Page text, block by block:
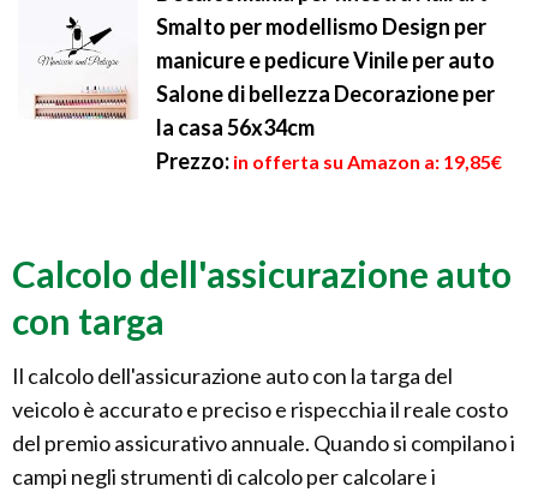
Smalto per modellismo Design per
manicure e pedicure Vinile per auto
Salone di bellezza Decorazione per
la casa 56x34cm
Prezzo: in offerta su Amazon a: 19,85€
Calcolo dell'assicurazione auto
con targa
Il calcolo dell'assicurazione auto con la targa del
veicolo è accurato e preciso e rispecchia il reale costo
del premio assicurativo annuale. Quando si compilano i
campi negli strumenti di calcolo per calcolare i